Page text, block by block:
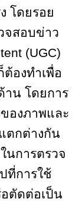
โดยรอย
จสอบข่าว
(UGC)
องทำเพื่อ
าน โดยการ
องภาพและ
ตกต่างกัน
นการตรวจ
ที่การใช้
ตัดต่อเป็น